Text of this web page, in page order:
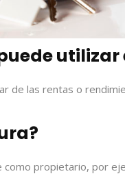
de las rentas o
como propietario, por